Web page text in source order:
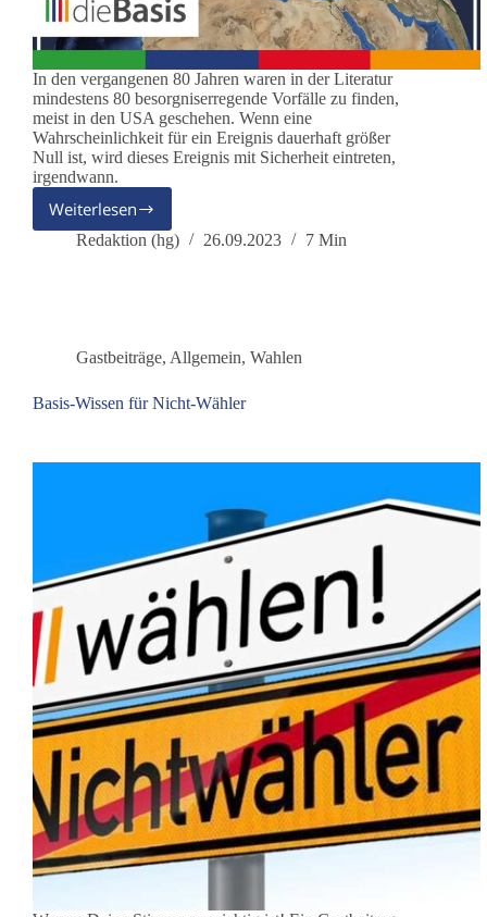
In den vergangenen 80 Jahren waren in der Literatur
mindestens 80 besorgniserregende Vorfälle zu finden,
meist in den USA geschehen. Wenn eine
Wahrscheinlichkeit für ein Ereignis dauerhaft größer
Null ist, wird dieses Ereignis mit Sicherheit eintreten,
irgendwann.
Weiterlesen
Die
Rettungstat
40
Jahren
Redaktion (hg) 26.09.2023 7 Min
Gastbeiträge, Allgemein, Wahlen
Basis-Wissen für Nicht-Wähler